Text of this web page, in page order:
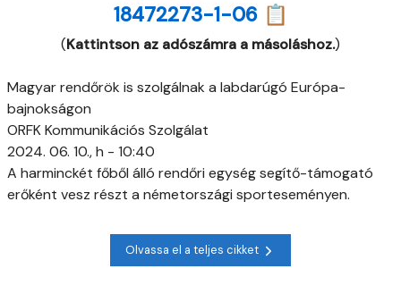
18472273-1-06 📋
(Kattintson az adószámra a másoláshoz.)
Magyar rendőrök is szolgálnak a labdarúgó Európa-
bajnokságon
ORFK Kommunikációs Szolgálat
2024. 06. 10., h - 10:40
A harminckét főből álló rendőri egység segítő-támogató
erőként vesz részt a németországi sporteseményen.
Olvassa el a teljes cikket